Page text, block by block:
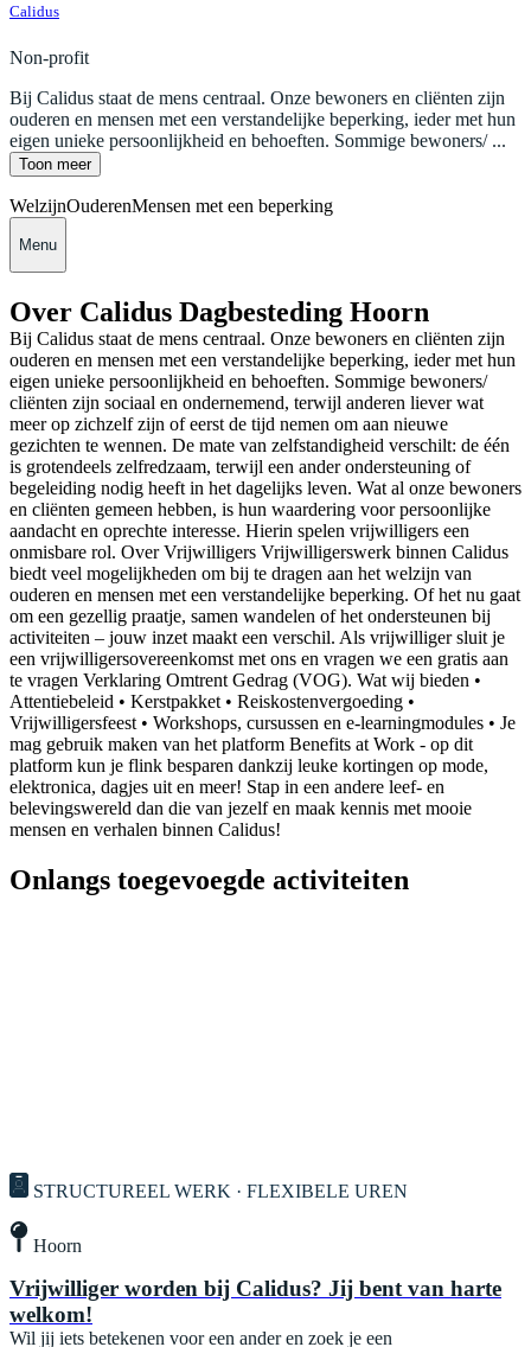
Calidus
Non-profit
Bij Calidus staat de mens centraal. Onze bewoners en cliënten zijn
ouderen en mensen met een verstandelijke beperking, ieder met hun
eigen unieke persoonlijkheid en behoeften. Sommige bewoners/ ...
Toon meer
WelzijnOuderenMensen met een beperking
Menu
Over Calidus Dagbesteding Hoorn
Bij Calidus staat de mens centraal. Onze bewoners en cliënten zijn
ouderen en mensen met een verstandelijke beperking, ieder met hun
eigen unieke persoonlijkheid en behoeften. Sommige bewoners/
cliënten zijn sociaal en ondernemend, terwijl anderen liever wat
meer op zichzelf zijn of eerst de tijd nemen om aan nieuwe
gezichten te wennen. De mate van zelfstandigheid verschilt: de één
is grotendeels zelfredzaam, terwijl een ander ondersteuning of
begeleiding nodig heeft in het dagelijks leven. Wat al onze bewoners
en cliënten gemeen hebben, is hun waardering voor persoonlijke
aandacht en oprechte interesse. Hierin spelen vrijwilligers een
onmisbare rol. Over Vrijwilligers Vrijwilligerswerk binnen Calidus
biedt veel mogelijkheden om bij te dragen aan het welzijn van
ouderen en mensen met een verstandelijke beperking. Of het nu gaat
om een gezellig praatje, samen wandelen of het ondersteunen bij
activiteiten – jouw inzet maakt een verschil. Als vrijwilliger sluit je
een vrijwilligersovereenkomst met ons en vragen we een gratis aan
te vragen Verklaring Omtrent Gedrag (VOG). Wat wij bieden •
Attentiebeleid • Kerstpakket • Reiskostenvergoeding •
Vrijwilligersfeest • Workshops, cursussen en e-learningmodules • Je
mag gebruik maken van het platform Benefits at Work - op dit
platform kun je flink besparen dankzij leuke kortingen op mode,
elektronica, dagjes uit en meer! Stap in een andere leef- en
belevingswereld dan die van jezelf en maak kennis met mooie
mensen en verhalen binnen Calidus!
Onlangs toegevoegde activiteiten
STRUCTUREEL WERK · FLEXIBELE UREN
Hoorn
Vrijwilliger worden bij Calidus? Jij bent van harte
welkom!
Wil jij iets betekenen voor een ander en zoek je een